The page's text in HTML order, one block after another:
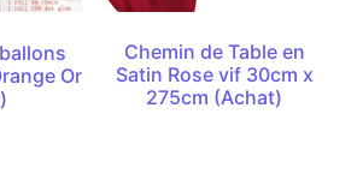
Or
Chemin de Table en
Satin Rose vif 30cm x
275cm (Achat)